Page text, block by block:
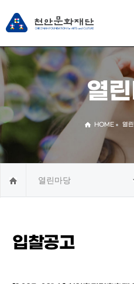
열
HOME 열
열린마당
입찰공고